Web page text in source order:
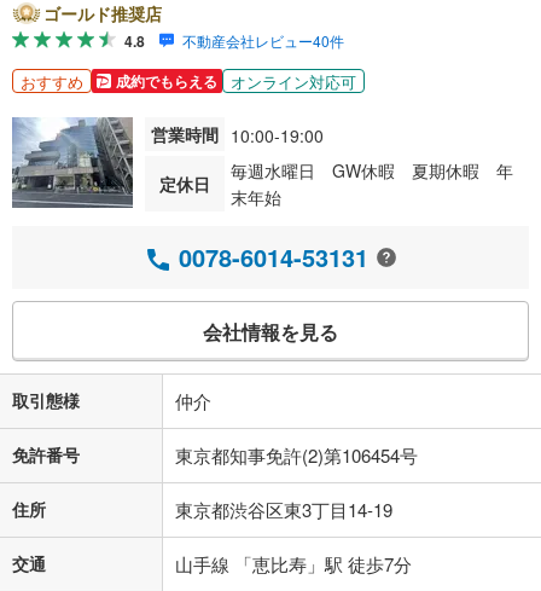
ゴールド推奨店
4.8 不動産会社レビュー40件
おすすめ 成約でもらえる オンライン対応可
営業時間 10:00-19:00
定休日
毎週水曜日 GW休暇 夏期休暇 年
末年始
0078-6014-53131
会社情報を見る
取引態様 仲介
免許番号 東京都知事免許(2)第106454号
住所 東京都渋谷区東3丁目14-19
交通 山手線 「恵比寿」駅 徒歩7分